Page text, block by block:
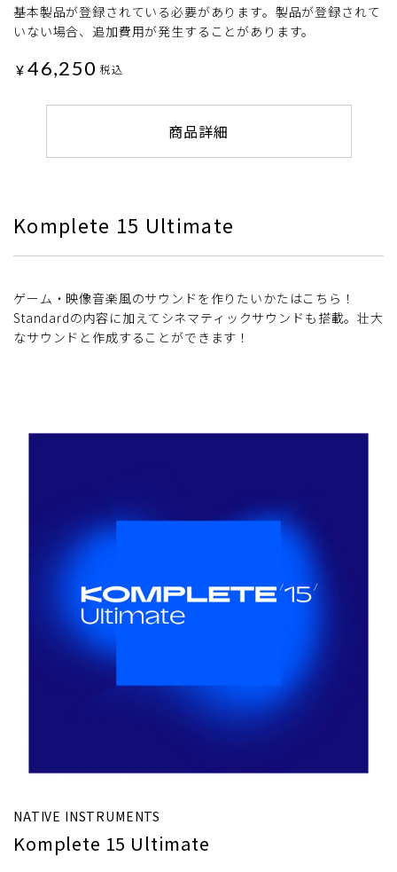
基本製品が登録されている必要があります。製品が登録されて
いない場合、追加費用が発生することがあります。
¥ 46,250 税込
商品詳細
Komplete 15 Ultimate
ゲーム・映像音楽風のサウンドを作りたいかたはこちら！
Standardの内容に加えてシネマティックサウンドも搭載。壮大
なサウンドと作成することができます！
NATIVE INSTRUMENTS
Komplete 15 Ultimate